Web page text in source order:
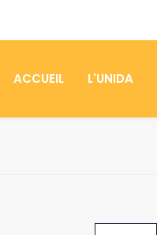
ACCUEIL L'UNIDA